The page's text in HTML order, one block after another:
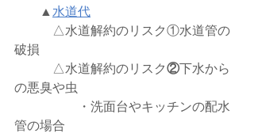
▲ 水道代
△水道解約のリスク①水道管の
破損
△水道解約のリスク②下水から
の悪臭や虫
・洗面台やキッチンの配水
管の場合